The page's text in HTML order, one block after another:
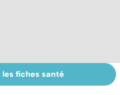
Dentiers : quand
la vie retrouve
fiches santé